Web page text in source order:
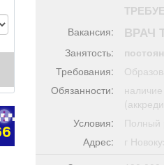
Вакансия: ВРАЧ
Занятость:
Требования:
Обязанности:
Условия:
Полный
Адрес:
г